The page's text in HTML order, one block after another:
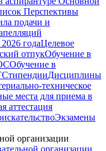
Перспективы
подачи и
годаЦелевое
отпукОбучение в
Обучение в
СтипендииДисциплины
техническое
места для приема в
аттестация
Экзамены
организации
организации